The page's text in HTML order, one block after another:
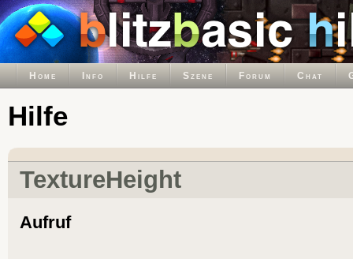
Home Info Hilfe Szene Forum Chat
Hilfe
TextureHeight
Aufruf